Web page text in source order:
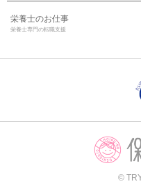
栄養士のお仕事
栄養士専門の転職支援
©